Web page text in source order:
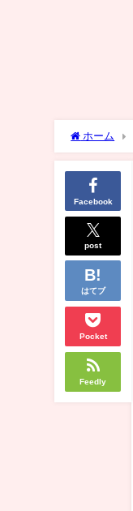
ホーム
Facebook
post
はてブ
Pocket
Feedly